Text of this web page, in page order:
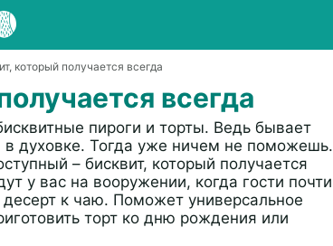
который получается всегда
всегда
пироги и торты. Ведь бывает
в духовке. Тогда уже ничем не поможешь.
– бисквит, который получается
у вас на вооружении, когда гости почти
к чаю. Поможет универсальное
торт ко дню рождения или